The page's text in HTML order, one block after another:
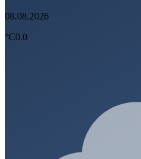
08.08.2026
°C0.0